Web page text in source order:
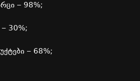
– 98%;
– 30%;
– 68%;